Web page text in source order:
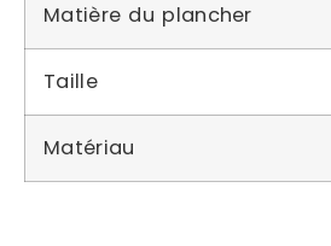
Matière du plancher
Taille
Matériau